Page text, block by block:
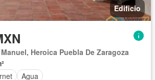
Edificio
Heroica Puebla De Zaragoza
Agua